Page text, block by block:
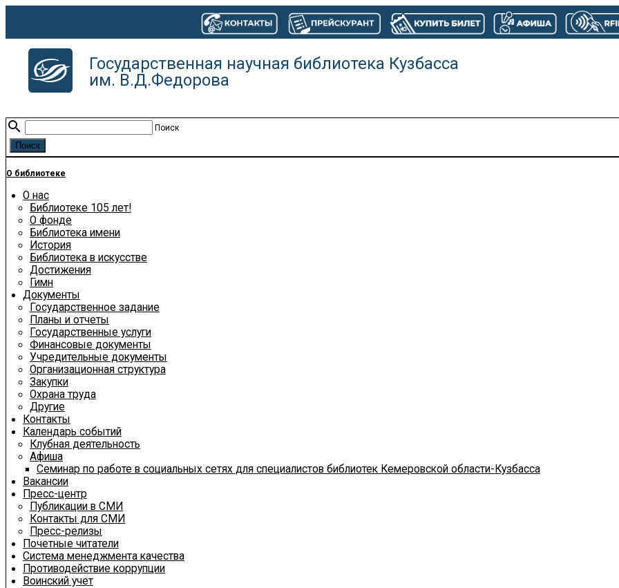
Государственная научная библиотека Кузбасса
им. В.Д.Федорова
search Поиск
О библиотеке
О нас
Библиотеке 105 лет!
О фонде
Библиотека имени
История
Библиотека в искусстве
Достижения
Гимн
Документы
Государственное задание
Планы и отчеты
Государственные услуги
Финансовые документы
Учредительные документы
Организационная структура
Закупки
Охрана труда
Другие
Контакты
Календарь событий
Клубная деятельность
Афиша
Семинар по работе в социальных сетях для специалистов библиотек Кемеровской области-Кузбасса
Вакансии
Пресс-центр
Публикации в СМИ
Контакты для СМИ
Пресс-релизы
Почетные читатели
Система менеджмента качества
Противодействие коррупции
Воинский учет